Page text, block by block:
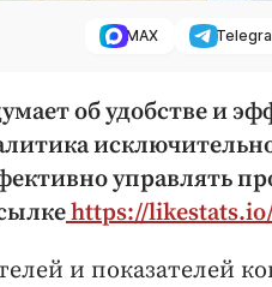
MAX
об удобстве и
управлять
https://
и показателей